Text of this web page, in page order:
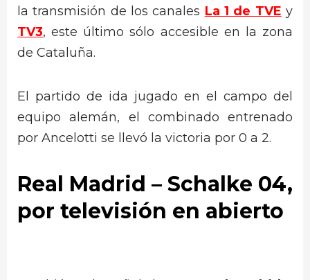
la transmisión de los canales La 1 de TVE y
TV3, este último sólo accesible en la zona
de Cataluña.
El partido de ida jugado en el campo del
equipo alemán, el combinado entrenado
por Ancelotti se llevó la victoria por 0 a 2.
Real Madrid – Schalke 04,
por televisión en abierto